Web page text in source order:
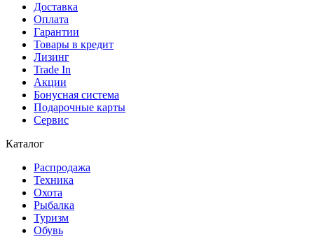
Доставка
Оплата
Гарантии
Товары в кредит
Лизинг
Trade In
Акции
Бонусная система
Подарочные карты
Сервис
Каталог
Распродажа
Техника
Охота
Рыбалка
Туризм
Обувь